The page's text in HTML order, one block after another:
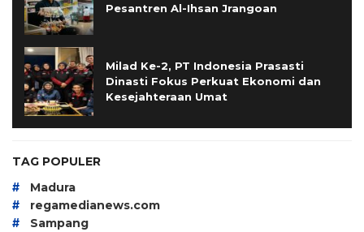
Pesantren Al-Ihsan Jrangoan
Milad Ke-2, PT Indonesia Prasasti
Dinasti Fokus Perkuat Ekonomi dan
Kesejahteraan Umat
TAG POPULER
# Madura
# regamedianews.com
# Sampang